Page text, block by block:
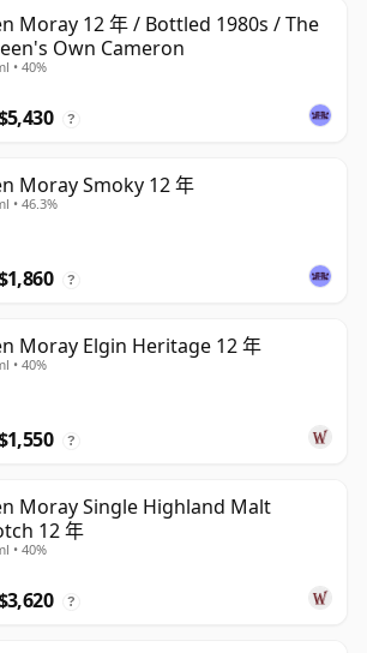
Moray 12 年 / Bottled 1980s / The
Own Cameron
• 40%
?
Moray Smoky 12 年
• 46.3%
?
Moray Elgin Heritage 12 年
• 40%
?
Moray Single Highland Malt
12 年
• 40%
?